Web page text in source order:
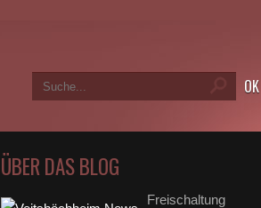
ÜBER DAS BLOG
Freischaltung